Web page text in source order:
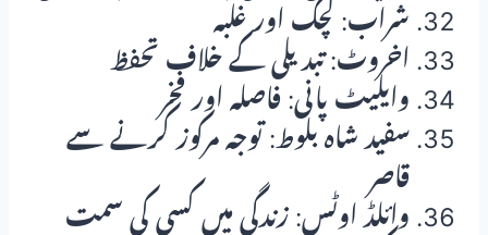
شراب: لچک اور غلبہ
اخروٹ: تبدیلی کے خلاف تحفظ
وایلیٹ پانی: فاصلہ اور فخر
سفید شاہ بلوط: توجہ مرکوز کرنے سے
قاصر
وائلڈ اوٹس: زندگی میں کسی کی سمت